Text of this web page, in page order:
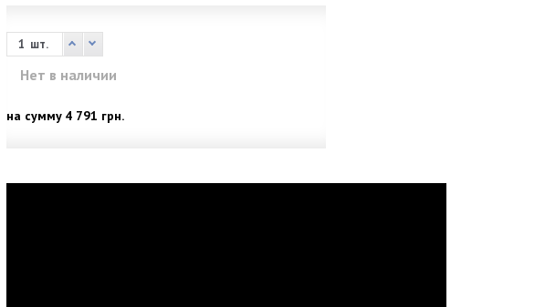
шт.
Нет в наличии
на сумму 4 791 грн.